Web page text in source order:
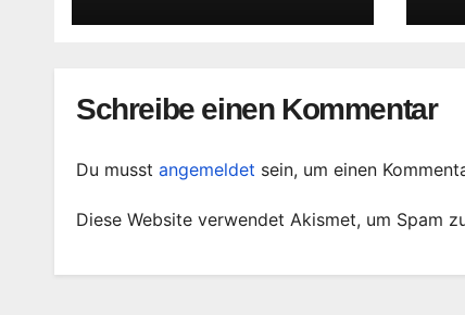
Schreibe einen Kommentar
Du musst angemeldet sein, um einen
Diese Website verwendet Akismet, um Spam